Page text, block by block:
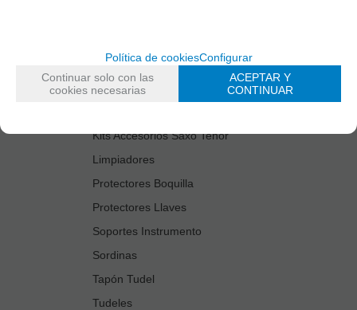
Estuches Guardacañas
Estuches Instrumento
Kits Accesorios Saxo Tenor
Limpiadores
Protectores Boquilla
Protectores Llaves
Soportes Instrumento
Sordinas
Tapón Tudel
Tudeles
Política de cookiesConfigurar
Continuar solo con las
cookies necesarias
ACEPTAR Y
CONTINUAR